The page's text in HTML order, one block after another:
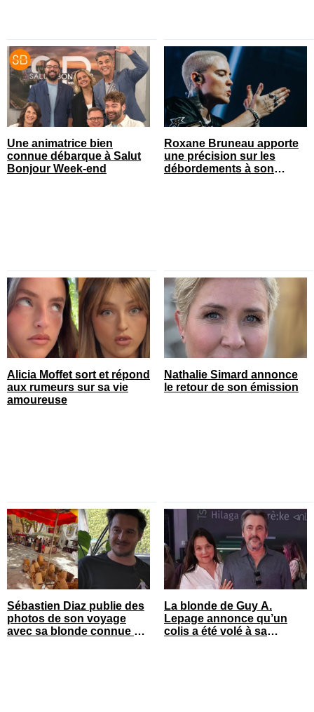
Une animatrice bien
connue débarque à Salut
Bonjour Week-end
Roxane Bruneau apporte
une précision sur les
débordements à son
Alicia Moffet sort et répond
aux rumeurs sur sa vie
amoureuse
Nathalie Simard annonce
le retour de son émission
Sébastien Diaz publie des
photos de son voyage
avec sa blonde connue en
La blonde de Guy A.
Lepage annonce qu’un
colis a été volé à sa